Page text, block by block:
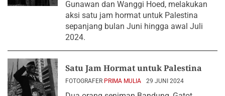
Gunawan dan Wanggi Hoed, melakukan
aksi satu jam hormat untuk Palestina
sepanjang bulan Juni hingga awal Juli
2024.
Satu Jam Hormat untuk Palestina
FOTOGRAFER PRIMA MULIA 29 JUNI 2024